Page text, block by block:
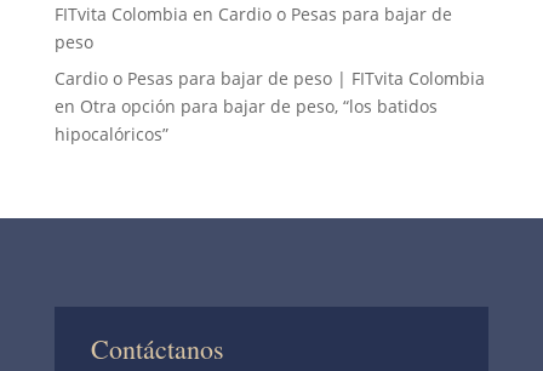
FITvita Colombia en Cardio o Pesas para bajar de
peso
Cardio o Pesas para bajar de peso | FITvita Colombia
en Otra opción para bajar de peso, “los batidos
hipocalóricos”
Contáctanos